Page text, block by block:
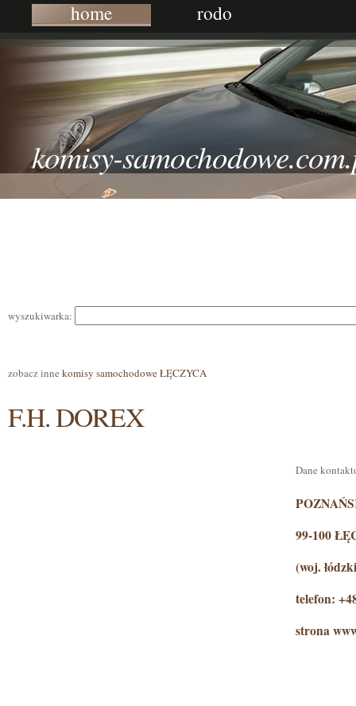
home rodo
komisy-
wyszukiwarka:
zobacz inne komisy samochodowe ŁĘCZYCA
F.H. DOREX
Dane
99-100
(woj.
telefon:
strona